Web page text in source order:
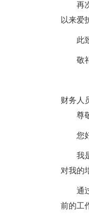
再
以来爱
此
敬
财务人
尊
您
我
对我的
通
前的工